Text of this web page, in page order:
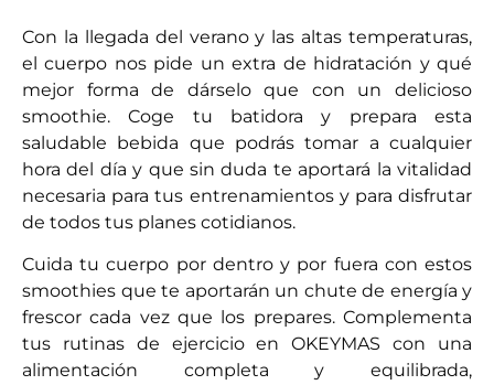
Con la llegada del verano y las altas temperaturas,
el cuerpo nos pide un extra de hidratación y qué
mejor forma de dárselo que con un delicioso
smoothie. Coge tu batidora y prepara esta
saludable bebida que podrás tomar a cualquier
hora del día y que sin duda te aportará la vitalidad
necesaria para tus entrenamientos y para disfrutar
de todos tus planes cotidianos.
Cuida tu cuerpo por dentro y por fuera con estos
smoothies que te aportarán un chute de energía y
frescor cada vez que los prepares. Complementa
tus rutinas de ejercicio en OKEYMAS con una
alimentación completa y equilibrada,